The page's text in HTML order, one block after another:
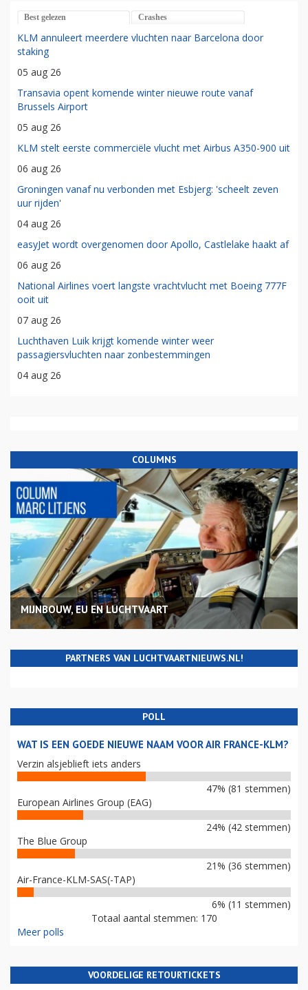
Best gelezen Crashes
KLM annuleert meerdere vluchten naar Barcelona door
staking
05 aug 26
Transavia opent komende winter nieuwe route vanaf
Brussels Airport
05 aug 26
KLM stelt eerste commerciële vlucht met Airbus A350-900 uit
06 aug 26
Groningen vanaf nu verbonden met Esbjerg: 'scheelt zeven
uur rijden'
04 aug 26
easyJet wordt overgenomen door Apollo, Castlelake haakt af
06 aug 26
National Airlines voert langste vrachtvlucht met Boeing 777F
ooit uit
07 aug 26
Luchthaven Luik krijgt komende winter weer
passagiersvluchten naar zonbestemmingen
04 aug 26
COLUMNS
MIJNBOUW, EU EN LUCHTVAART
PARTNERS VAN LUCHTVAARTNIEUWS.NL!
POLL
WAT IS EEN GOEDE NIEUWE NAAM VOOR AIR FRANCE-KLM?
Verzin alsjeblieft iets anders
47% (81 stemmen)
European Airlines Group (EAG)
24% (42 stemmen)
The Blue Group
21% (36 stemmen)
Air-France-KLM-SAS(-TAP)
6% (11 stemmen)
Totaal aantal stemmen: 170
Meer polls
VOORDELIGE RETOURTICKETS